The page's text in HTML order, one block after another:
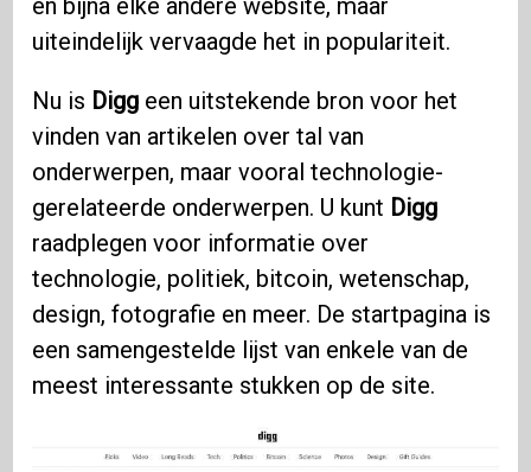
en bijna elke andere website, maar
uiteindelijk vervaagde het in populariteit.
Nu is Digg een uitstekende bron voor het
vinden van artikelen over tal van
onderwerpen, maar vooral technologie-
gerelateerde onderwerpen. U kunt Digg
raadplegen voor informatie over
technologie, politiek, bitcoin, wetenschap,
design, fotografie en meer. De startpagina is
een samengestelde lijst van enkele van de
meest interessante stukken op de site.